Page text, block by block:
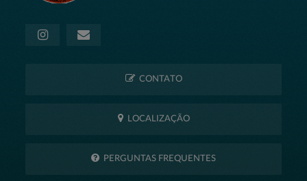
CONTATO
LOCALIZAÇÃO
PERGUNTAS FREQUENTES